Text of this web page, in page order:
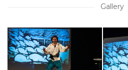
Gallery